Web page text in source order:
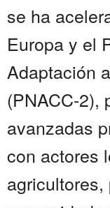
se ha
Europa y el
Adaptación
(PNACC-2),
avanzadas
con actores